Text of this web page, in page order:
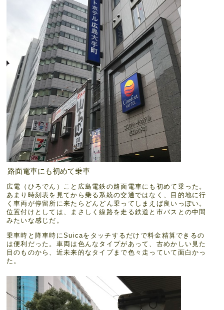
路面電車にも初めて乗車
広電（ひろでん）こと広島電鉄の路面電車にも初めて乗った。
あまり時刻表を見てから乗る系統の交通ではなく、目的地に行
く車両が停留所に来たらどんどん乗ってしまえば良いっぽい。
位置付けとしては、まさしく線路を走る鉄道と市バスとの中間
みたいな感じだ。
乗車時と降車時にSuicaをタッチするだけで料金精算できるの
は便利だった。車両は色んなタイプがあって、古めかしい見た
目のものから、近未来的なタイプまで色々走っていて面白かっ
た。